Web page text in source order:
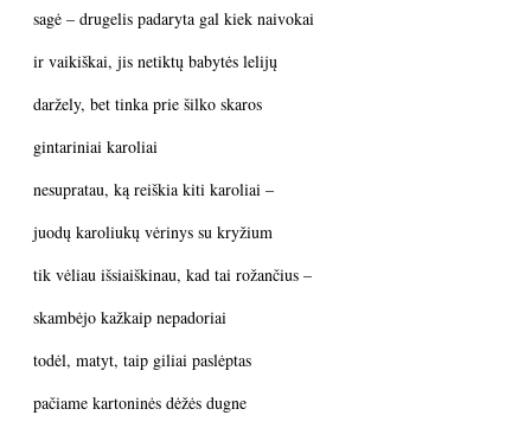
sagė – drugelis padaryta gal kiek naivokai
ir vaikiškai, jis netiktų babytės lelijų
daržely, bet tinka prie šilko skaros
gintariniai karoliai
nesupratau, ką reiškia kiti karoliai –
juodų karoliukų vėrinys su kryžium
tik vėliau išsiaiškinau, kad tai rožančius –
skambėjo kažkaip nepadoriai
todėl, matyt, taip giliai paslėptas
pačiame kartoninės dėžės dugne